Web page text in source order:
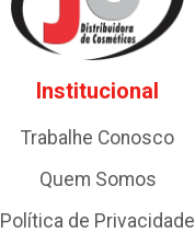
Institucional
Trabalhe Conosco
Quem Somos
Política de Privacidade